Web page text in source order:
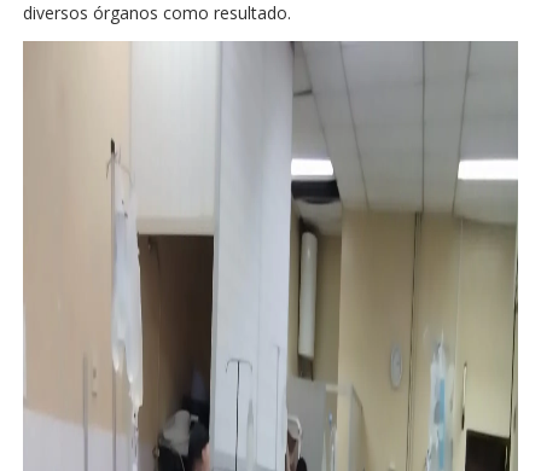
diversos órganos como resultado.